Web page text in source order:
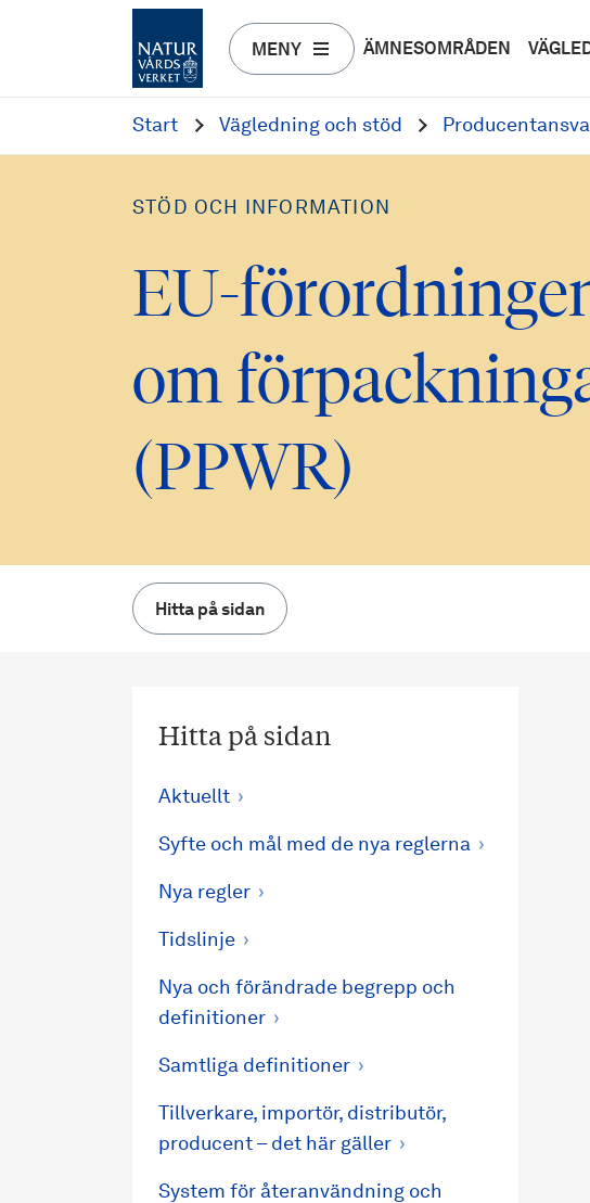
MENY ÄMNESOMRÅDEN
Start Vägledning och stöd
STÖD OCH INFORMATION
EU-
om
(PPWR)
Hitta på sidan
Hitta på sidan
Aktuellt
Syfte och mål med de nya reglerna
Nya regler
Tidslinje
Nya och förändrade begrepp och
definitioner
Samtliga definitioner
Tillverkare, importör, distributör,
producent – det här gäller
System för återanvändning och